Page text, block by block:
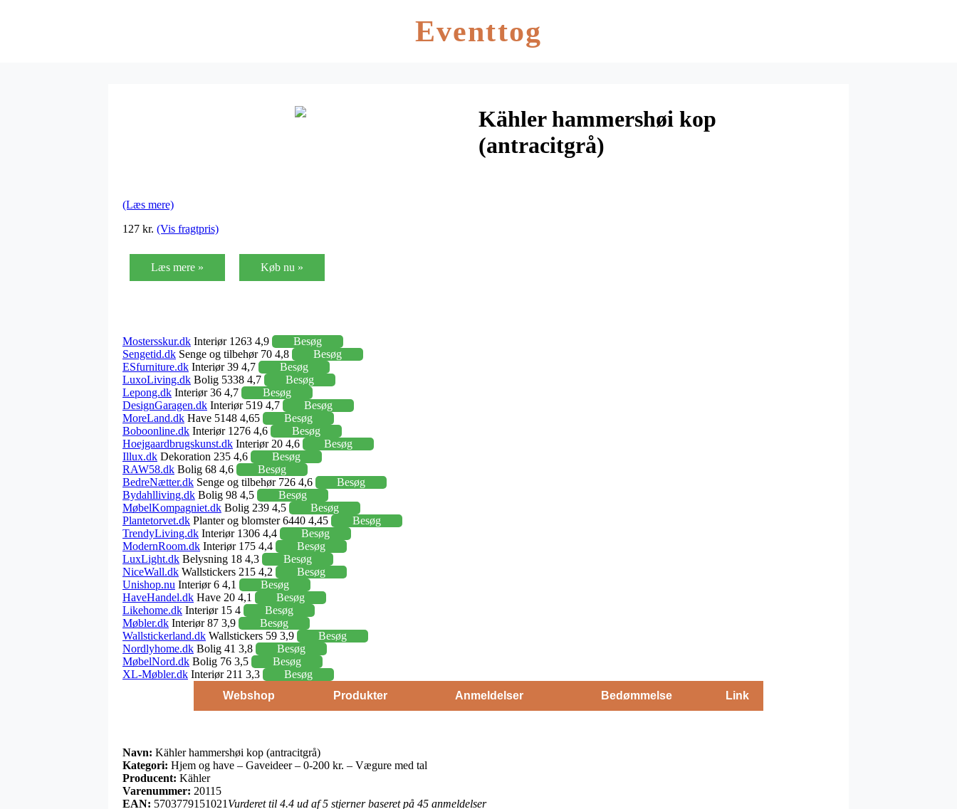
Eventtog
Kähler hammershøi kop
(antracitgrå)
(Læs mere)
127 kr. (Vis fragtpris)
Læs mere » Køb nu »
Mostersskur.dk Interiør 1263 4,9
Besøg
Sengetid.dk Senge og tilbehør 70 4,8
Besøg
ESfurniture.dk Interiør 39 4,7
Besøg
LuxoLiving.dk Bolig 5338 4,7
Besøg
Lepong.dk Interiør 36 4,7
Besøg
DesignGaragen.dk Interiør 519 4,7
Besøg
MoreLand.dk Have 5148 4,65
Besøg
Boboonline.dk Interiør 1276 4,6
Besøg
Hoejgaardbrugskunst.dk Interiør 20 4,6
Besøg
Illux.dk Dekoration 235 4,6
Besøg
RAW58.dk Bolig 68 4,6
Besøg
BedreNætter.dk Senge og tilbehør 726 4,6
Besøg
Bydahlliving.dk Bolig 98 4,5
Besøg
MøbelKompagniet.dk Bolig 239 4,5
Besøg
Plantetorvet.dk Planter og blomster 6440 4,45
Besøg
TrendyLiving.dk Interiør 1306 4,4
Besøg
ModernRoom.dk Interiør 175 4,4
Besøg
LuxLight.dk Belysning 18 4,3
Besøg
NiceWall.dk Wallstickers 215 4,2
Besøg
Unishop.nu Interiør 6 4,1
Besøg
HaveHandel.dk Have 20 4,1
Besøg
Likehome.dk Interiør 15 4
Besøg
Møbler.dk Interiør 87 3,9
Besøg
Wallstickerland.dk Wallstickers 59 3,9
Besøg
Nordlyhome.dk Bolig 41 3,8
Besøg
MøbelNord.dk Bolig 76 3,5
Besøg
XL-Møbler.dk Interiør 211 3,3
Besøg
Webshop
Produkter Anmeldelser Bedømmelse Link
Navn: Kähler hammershøi kop (antracitgrå)
Kategori: Hjem og have – Gaveideer – 0-200 kr. – Vægure med tal
Producent: Kähler
Varenummer: 20115
EAN: 5703779151021 Vurderet til 4.4 ud af 5 stjerner baseret på 45 anmeldelser